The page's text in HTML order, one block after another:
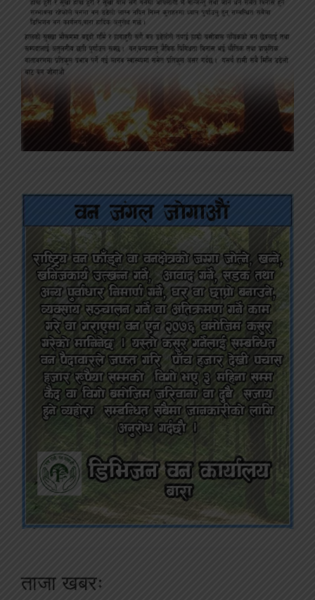
ताजा खबरः